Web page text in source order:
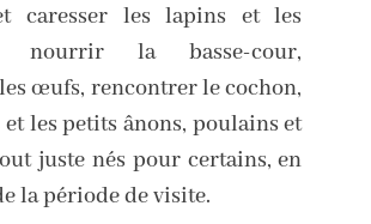
caresser les lapins et les
nourrir la basse-cour,
œufs, rencontrer le cochon,
les petits ânons, poulains et
juste nés pour certains, en
la période de visite.